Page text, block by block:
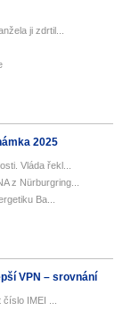
ji zdrtil...
2025
Vláda řekl...
z Nürburgring...
Ba...
VPN – srovnání
IMEI ...